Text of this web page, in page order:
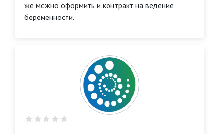
же можно оформить и контракт на ведение
беременности.